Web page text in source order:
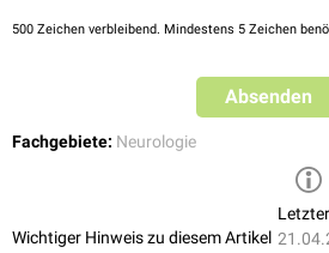
500 Zeichen verbleibend. Mindestens 5 Zeichen
Absenden
Fachgebiete: Neurologie
Wichtiger Hinweis zu diesem Artikel